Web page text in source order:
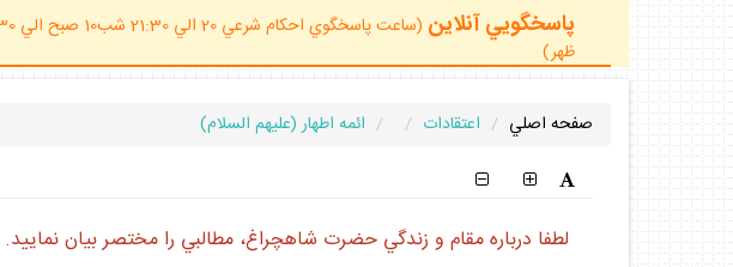
پاسخگويي آنلاين
(ساعت پاسخگوي
ظهر)
صفحه اصلي اعتقادات
ائمه اطهار (عليهم السلام)
لطفا درباره مقام و زندگي حضرت شاهچراغ، مطالبي را مختصر بيان نماييد.